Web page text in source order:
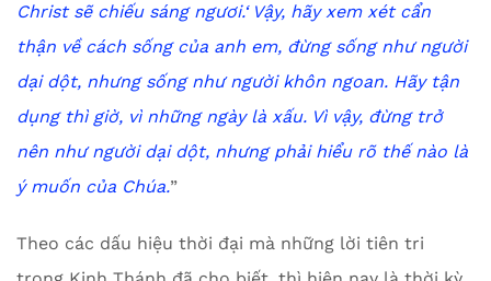
Christ sẽ chiếu sáng ngươi.‘ Vậy, hãy xem xét cẩn
thận về cách sống của anh em, đừng sống như người
dại dột, nhưng sống như người khôn ngoan. Hãy tận
dụng thì giờ, vì những ngày là xấu. Vì vậy, đừng trở
nên như người dại dột, nhưng phải hiểu rõ thế nào là
ý muốn của Chúa.”
Theo các dấu hiệu thời đại mà những lời tiên tri